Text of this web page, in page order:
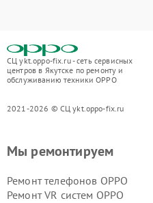
СЦ ykt.oppo-fix.ru - сеть сервисных
центров в Якутске по ремонту и
обслуживанию техники OPPO
2021-2026 © СЦ ykt.oppo-fix.ru
Мы ремонтируем
Ремонт телефонов OPPO
Ремонт VR систем OPPO